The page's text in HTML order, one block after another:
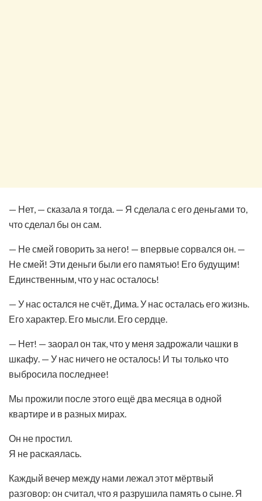
— Нет, — сказала я тогда. — Я сделала с его деньгами то,
что сделал бы он сам.
— Не смей говорить за него! — впервые сорвался он. —
Не смей! Эти деньги были его памятью! Его будущим!
Единственным, что у нас осталось!
— У нас остался не счёт, Дима. У нас осталась его жизнь.
Его характер. Его мысли. Его сердце.
— Нет! — заорал он так, что у меня задрожали чашки в
шкафу. — У нас ничего не осталось! И ты только что
выбросила последнее!
Мы прожили после этого ещё два месяца в одной
квартире и в разных мирах.
Он не простил.
Я не раскаялась.
Каждый вечер между нами лежал этот мёртвый
разговор: он считал, что я разрушила память о сыне. Я